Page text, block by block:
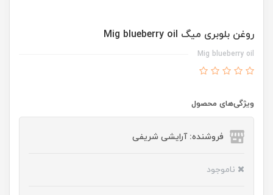
روغن بلوبری میگ Mig blueberry oil
Mig blueberry oil
ویژگی‌های محصول
فروشنده: آرایشی شریفی
ناموجود